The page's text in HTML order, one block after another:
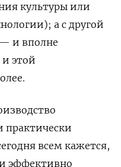
культуры или
а с другой
и вполне
этой
практически
всем кажется,
эффективно